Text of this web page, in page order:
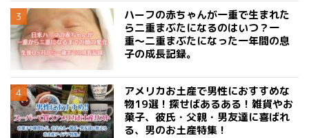
ハーフの赤ちゃんが一重で生まれた
ら二重まぶたになるのはいつ？一
重〜二重まぶたになった一年間の息
子の成長記録。
アメリカお土産で男性におすすめな
物19選！探せばあるある！雑貨やお
菓子、彼氏・父親・男友達に喜ばれ
る、男のお土産特集！